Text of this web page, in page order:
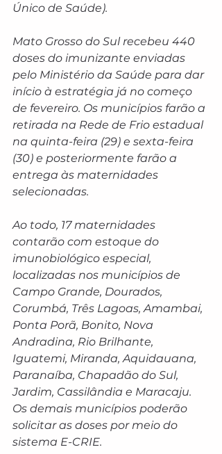
Único de Saúde).
Mato Grosso do Sul recebeu 440
doses do imunizante enviadas
pelo Ministério da Saúde para dar
início à estratégia já no começo
de fevereiro. Os municípios farão a
retirada na Rede de Frio estadual
na quinta-feira (29) e sexta-feira
(30) e posteriormente farão a
entrega às maternidades
selecionadas.
Ao todo, 17 maternidades
contarão com estoque do
imunobiológico especial,
localizadas nos municípios de
Campo Grande, Dourados,
Corumbá, Três Lagoas, Amambai,
Ponta Porã, Bonito, Nova
Andradina, Rio Brilhante,
Iguatemi, Miranda, Aquidauana,
Paranaíba, Chapadão do Sul,
Jardim, Cassilândia e Maracaju.
Os demais municípios poderão
solicitar as doses por meio do
sistema E-CRIE.